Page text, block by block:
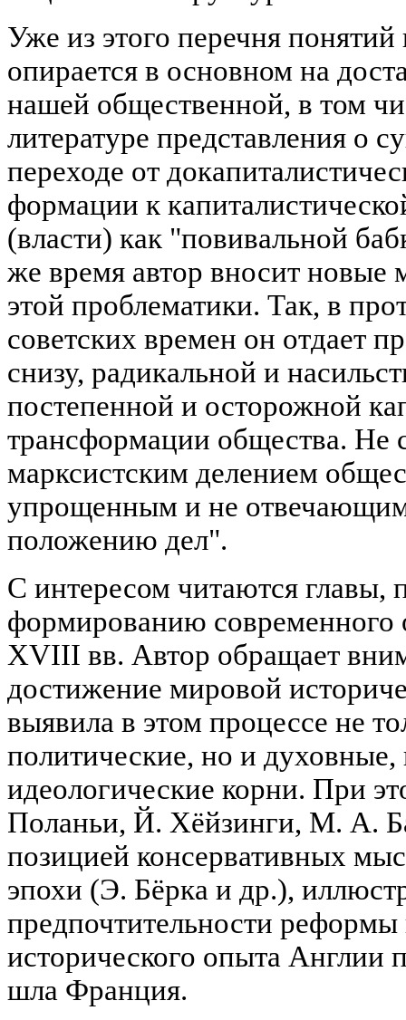
Уже из этого перечня понятий
опирается в основном на
нашей общественной, в том
литературе представления о
переходе от
формации к
(власти) как "повивальной
же время автор вносит новые
этой проблематики. Так, в
советских времен он отдает
снизу, радикальной и
постепенной и осторожной
трансформации общества. Не
марксистским делением
упрощенным и не
положению дел".
С интересом читаются главы,
формированию современного
XVIII вв. Автор обращает
достижение мировой
выявила в этом процессе не
политические, но и духовные,
идеологические корни. При
Поланьи, Й. Хёйзинги, М. А.
позицией консервативных
эпохи (Э. Бёрка и др.),
предпочтительности
исторического опыта Англии
шла Франция.